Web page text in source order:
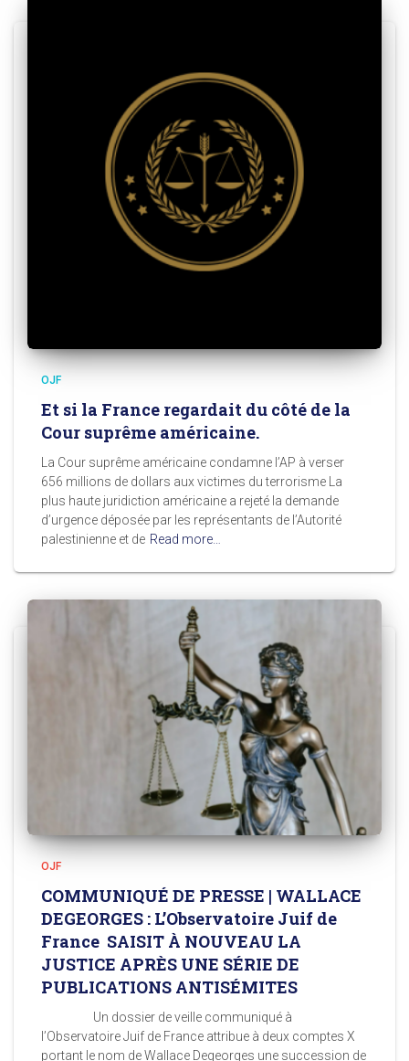
OJF
Et si la France regardait du côté de la
Cour suprême américaine.
La Cour suprême américaine condamne l’AP à verser
656 millions de dollars aux victimes du terrorisme La
plus haute juridiction américaine a rejeté la demande
d’urgence déposée par les représentants de l’Autorité
palestinienne et de Read more…
OJF
COMMUNIQUÉ DE PRESSE | WALLACE
DEGEORGES : L’Observatoire Juif de
France SAISIT À NOUVEAU LA
JUSTICE APRÈS UNE SÉRIE DE
PUBLICATIONS ANTISÉMITES
Un dossier de veille communiqué à
l’Observatoire Juif de France attribue à deux comptes X
portant le nom de Wallace Degeorges une succession de